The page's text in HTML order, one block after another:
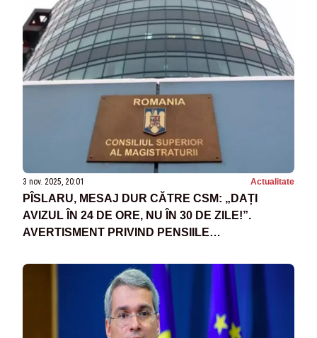
3 nov. 2025, 20:01 Actualitate
PÎSLARU, MESAJ DUR CĂTRE CSM: „DAȚI
AVIZUL ÎN 24 DE ORE, NU ÎN 30 DE ZILE!”.
AVERTISMENT PRIVIND PENSIILE